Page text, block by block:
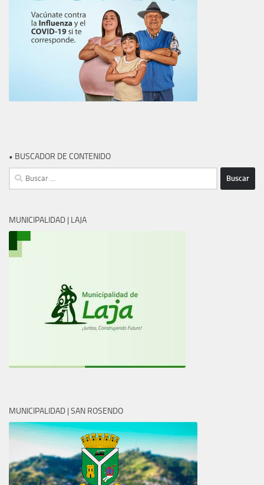
• BUSCADOR DE CONTENIDO
Buscar:
MUNICIPALIDAD | LAJA
MUNICIPALIDAD | SAN ROSENDO